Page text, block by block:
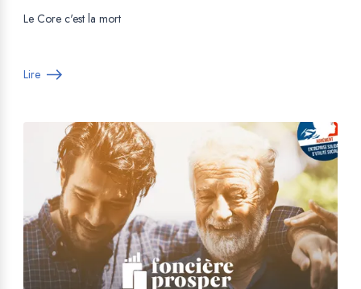
Le Core c'est la mort
Lire